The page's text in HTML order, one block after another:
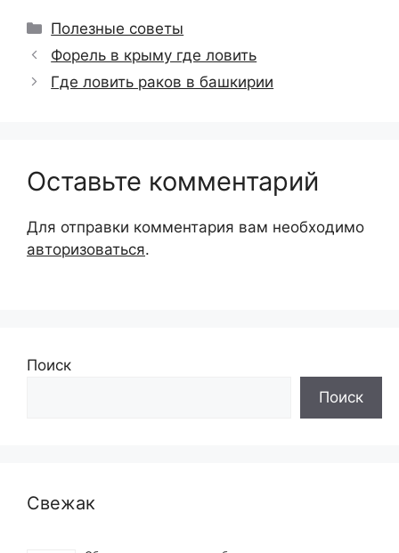
Рубрики
Полезные советы
Форель в крыму где ловить
Где ловить раков в башкирии
Оставьте комментарий
Для отправки комментария вам необходимо
авторизоваться.
Поиск
Поиск
Свежак